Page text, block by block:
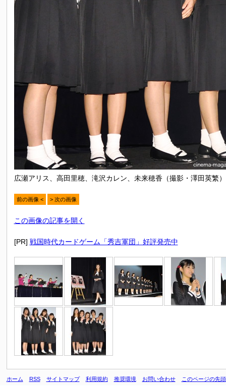
広瀬アリス、高田里穂、滝沢カレン、未来穂香（撮影・澤田英繁）
前の画像 < > 次の画像
この画像の記事を開く
[PR] 戦国時代カードゲーム「秀吉軍団」好評発売中
ホーム RSS サイトマップ 利用規約 推奨環境 お問い合わせ このページの先頭